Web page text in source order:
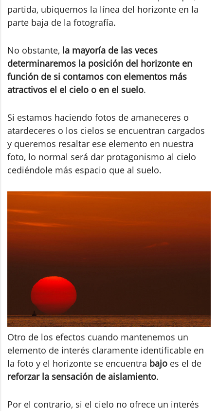
partida, ubiquemos la línea del horizonte en la
parte baja de la fotografía.
No obstante, la mayoría de las veces
determinaremos la posición del horizonte en
función de si contamos con elementos más
atractivos el el cielo o en el suelo.
Si estamos haciendo fotos de amaneceres o
atardeceres o los cielos se encuentran cargados
y queremos resaltar ese elemento en nuestra
foto, lo normal será dar protagonismo al cielo
cediéndole más espacio que al suelo.
Otro de los efectos cuando mantenemos un
elemento de interés claramente identificable en
la foto y el horizonte se encuentra bajo es el de
reforzar la sensación de aislamiento.
Por el contrario, si el cielo no ofrece un interés